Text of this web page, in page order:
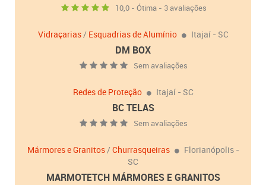
10,0 - Ótima - 3 avaliações
Vidraçarias/ Esquadrias de Alumínio Itajaí - SC
DM BOX
Sem avaliações
Redes de Proteção Itajaí - SC
BC TELAS
Sem avaliações
Mármores e Granitos/Churrasqueiras
Florianópolis -
SC
MARMOTETCH MÁRMORES E GRANITOS